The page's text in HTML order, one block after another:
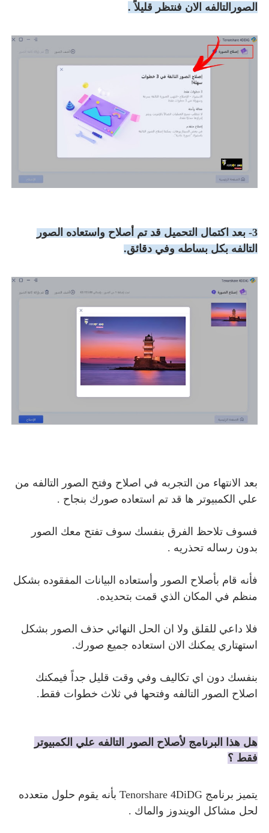
الصورالتالفه الان فنتظر قليلاً .
3- بعد اكتمال التحميل قد تم أصلاح واستعاده الصور
التالفه بكل بساطه وفي دقائق.
بعد الانتهاء من التجربه في اصلاح وفتح الصور التالفه من
علي الكمبيوتر ها قد تم استعاده صورك بنجاح .
فسوف تلاحظ الفرق بنفسك سوف تفتح معك الصور
بدون رساله تحذريه .
فأنه قام بأصلاح الصور وأستعاده البيانات المفقوده بشكل
منظم في المكان الذي قمت بتحديده.
فلا داعي للقلق ولا ان الحل النهائي حذف الصور بشكل
استهتاري يمكنك الان استعاده جميع صورك.
بنفسك دون اي تكاليف وفي وقت قليل جداً فيمكنك
اصلاح الصور التالفه وفتحها في ثلاث خطوات فقط.
هل هذا البرنامج لأصلاح الصور التالفه علي الكمبيوتر
فقط ؟
يتميز برنامج Tenorshare 4DiDG بأنه يقوم حلول متعدده
لحل مشاكل الويندوز والماك .